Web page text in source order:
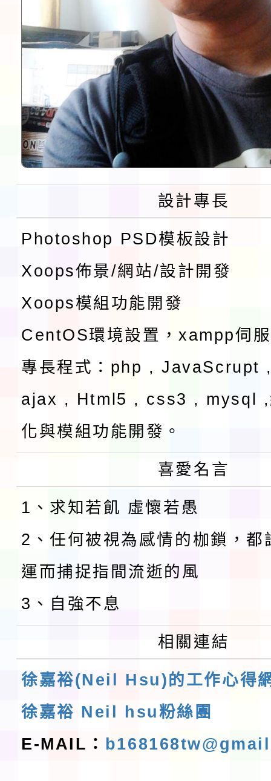
設計專長
Photoshop PSD模板設計
Xoops佈景/網站/設計開發
Xoops模組功能開發
CentOS環境設置，xampp伺
專長程式：php , JavaScrupt
ajax , Html5 , css3 , mysql ,
化與模組功能開發。
喜愛名言
1、求知若飢 虛懷若愚
2、任何被視為感情的枷鎖，都
運而捕捉指間流逝的風
3、自強不息
相關連結
徐嘉裕(Neil Hsu)的工作心得
徐嘉裕 Neil hsu粉絲團
E-MAIL：